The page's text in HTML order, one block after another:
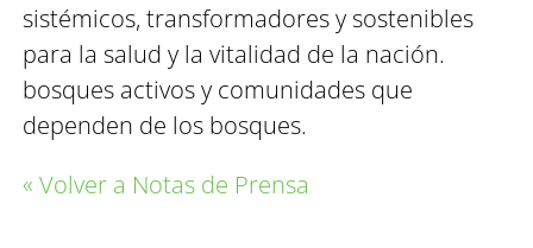
sistémicos, transformadores y sostenibles
para la salud y la vitalidad de la nación.
bosques activos y comunidades que
dependen de los bosques.
« Volver a Notas de Prensa